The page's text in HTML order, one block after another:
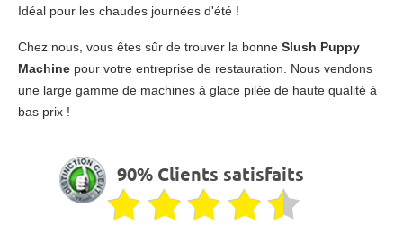
Idéal pour les chaudes journées d'été !
Chez nous, vous êtes sûr de trouver la bonne Slush Puppy
Machine pour votre entreprise de restauration. Nous vendons
une large gamme de machines à glace pilée de haute qualité à
bas prix !
90% Clients satisfaits